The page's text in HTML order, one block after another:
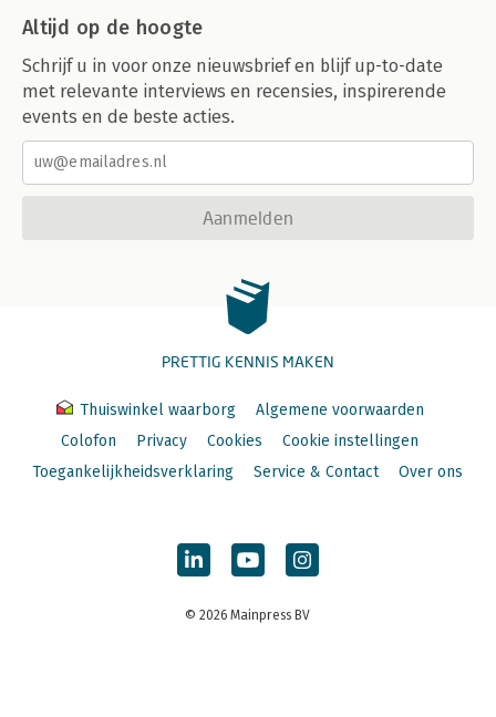
Altijd op de hoogte
Schrijf u in voor onze nieuwsbrief en blijf up-to-date
met relevante interviews en recensies, inspirerende
events en de beste acties.
Aanmelden
PRETTIG KENNIS MAKEN
Thuiswinkel waarborg
Algemene voorwaarden
Colofon
Privacy Cookies
Cookie instellingen
Toegankelijkheidsverklaring
Service & Contact Over ons
© 2026 Mainpress BV